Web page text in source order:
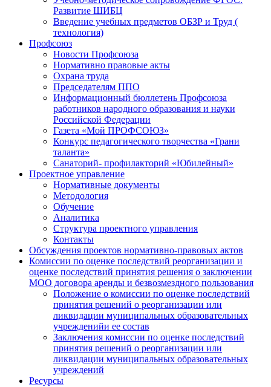
Развитие ШИБЦ
Введение учебных предметов ОБЗР и Труд (
технология)
Профсоюз
Новости Профсоюза
Нормативно правовые акты
Охрана труда
Председателям ППО
Информационный бюллетень Профсоюза
работников народного образования и науки
Российской Федерации
Газета «Мой ПРОФСОЮЗ»
Конкурс педагогического творчества «Грани
таланта»
Санаторий- профилакторий «Юбилейный»
Проектное управление
Нормативные документы
Методология
Обучение
Аналитика
Структура проектного управления
Контакты
Обсуждения проектов нормативно-правовых актов
Комиссии по оценке последствий реорганизации и
оценке последствий принятия решения о заключении
МОО договора аренды и безвозмездного пользования
Положение о комиссии по оценке последствий
принятия решений о реорганизации или
ликвидации муниципальных образовательных
учрежденийи ее состав
Заключения комиссии по оценке последствий
принятия решений о реорганизации или
ликвидации муниципальных образовательных
учреждений
Ресурсы